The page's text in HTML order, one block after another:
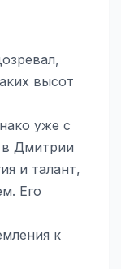
высот
уже с
в Дмитрии
и талант,
Его
к